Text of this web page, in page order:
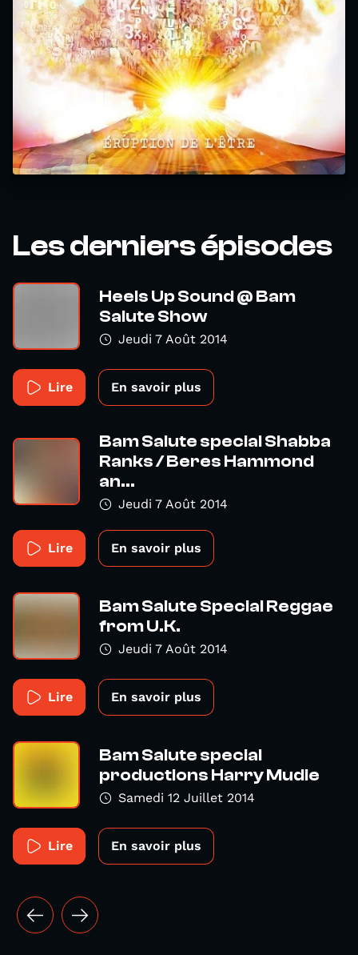
Les derniers épisodes
Heels Up Sound @ Bam
Salute Show
Jeudi 7 Août 2014
Lire En savoir plus
Bam Salute special Shabba
Ranks / Beres Hammond
an...
Jeudi 7 Août 2014
Lire En savoir plus
Bam Salute Special Reggae
from U.K.
Jeudi 7 Août 2014
Lire En savoir plus
Bam Salute special
productions Harry Mudie
Samedi 12 Juillet 2014
Lire En savoir plus